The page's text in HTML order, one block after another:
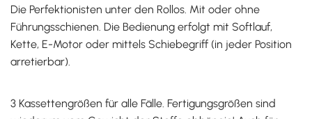
Die Perfektionisten unter den Rollos. Mit oder ohne
Führungsschienen. Die Bedienung erfolgt mit Softlauf,
Kette, E-Motor oder mittels Schiebegriff (in jeder Position
arretierbar).
3 Kassettengrößen für alle Fälle. Fertigungsgrößen sind